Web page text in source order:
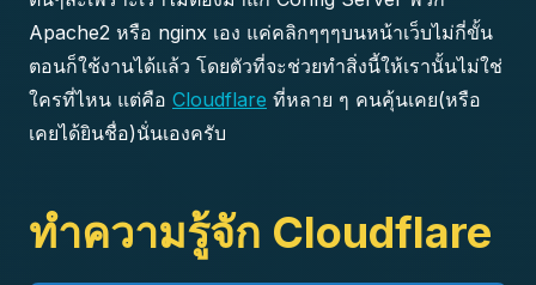
Apache2 หรือ nginx เอง แค่คลิกๆๆๆบนหน้าเว็บไม่กี่ขั้น
ตอนก็ใช้งานได้แล้ว โดยตัวที่จะช่วยทำสิ่งนี้ให้เรานั้นไม่ใช่
ใครที่ไหน แต่คือ Cloudflare ที่หลาย ๆ คนคุ้นเคย(หรือ
เคยได้ยินชื่อ)นั่นเองครับ
ทำความรู้จัก Cloudflare